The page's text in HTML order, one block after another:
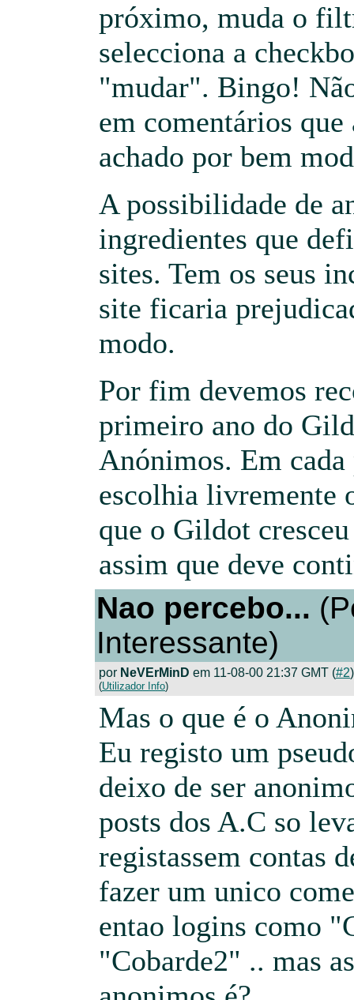
próximo, muda o
selecciona a
"mudar". Bingo!
em comentários
achado por bem
A possibilidade de
ingredientes que
sites. Tem os seus
site ficaria
modo.
Por fim devemos
primeiro ano do
Anónimos. Em
escolhia livremente
que o Gildot
assim que deve
Nao percebo...
Interessante)
por NeVErMinD em 11-08-00 21:37 GMT (#2)
(Utilizador Info)
Mas o que é o
Eu registo um
deixo de ser
posts dos A.C so
registassem contas
fazer um unico
entao logins como
"Cobarde2" .. mas